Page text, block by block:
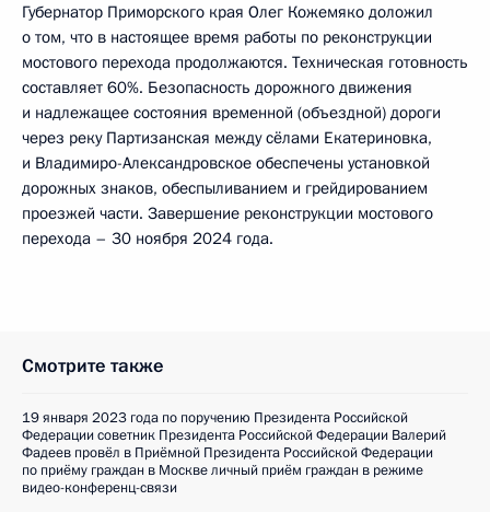
Губернатор Приморского края Олег Кожемяко доложил
о том, что в настоящее время работы по реконструкции
мостового перехода продолжаются. Техническая готовность
составляет 60%. Безопасность дорожного движения
и надлежащее состояния временной (объездной) дороги
через реку Партизанская между сёлами Екатериновка,
и Владимиро-Александровское обеспечены установкой
дорожных знаков, обеспыливанием и грейдированием
проезжей части. Завершение реконструкции мостового
перехода – 30 ноября 2024 года.
Смотрите также
19 января 2023 года по поручению Президента Российской
Федерации советник Президента Российской Федерации Валерий
Фадеев провёл в Приёмной Президента Российской Федерации
по приёму граждан в Москве личный приём граждан в режиме
видео-конференц-связи